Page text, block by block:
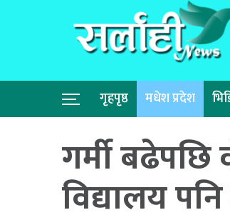
गृहपृष्ठ मधेश प्रदेश
गर्मी बढेपछि
विद्यालय